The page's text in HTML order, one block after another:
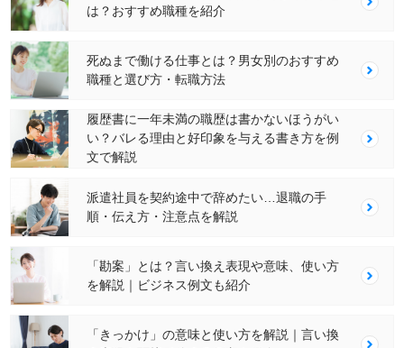
は？おすすめ職種を紹介
死ぬまで働ける仕事とは？男女別のおすすめ
職種と選び方・転職方法
履歴書に一年未満の職歴は書かないほうがい
い？バレる理由と好印象を与える書き方を例
文で解説
派遣社員を契約途中で辞めたい…退職の手
順・伝え方・注意点を解説
「勘案」とは？言い換え表現や意味、使い方
を解説｜ビジネス例文も紹介
「きっかけ」の意味と使い方を解説｜言い換